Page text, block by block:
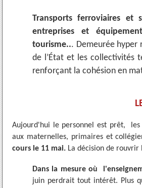
Transports ferroviaires et
entreprises et
tourisme... Demeurée
de l’État et les collectivités
renforçant la cohésion en
Aujourd'hui le personnel est prêt, les
aux maternelles, primaires et
cours le 11 mai. La décision de
Dans la mesure où
juin perdrait tout intérêt. Plus